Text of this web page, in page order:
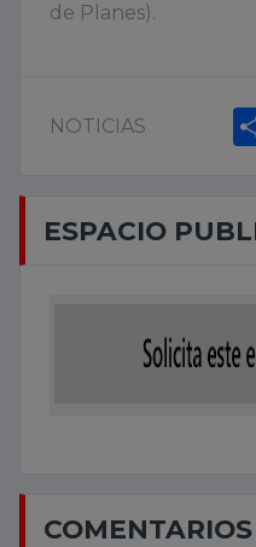
de Planes).
NOTICIAS
ESPACIO
COMENTARIOS